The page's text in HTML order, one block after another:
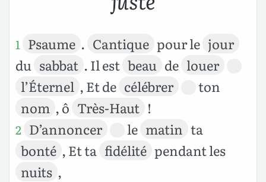
1 Psaume . Cantique pour le jour
du sabbat . Il est beau de louer
l’Éternel , Et de célébrer
ton
nom , ô Très-Haut !
2 D’annoncer le matin ta
bonté , Et ta fidélité pendant les
nuits ,